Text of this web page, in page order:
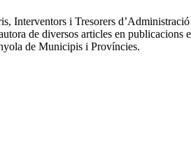
Interventors i Tresorers
de diversos articles en publicacions
de Municipis i Províncies.